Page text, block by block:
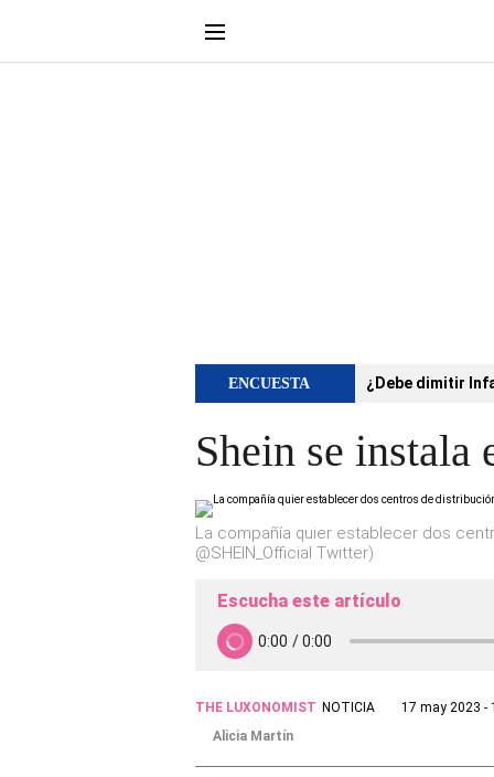
ENCUESTA ¿Debe dimitir
Shein se instala
La compañía quier establecer dos
@SHEIN_Official Twitter)
Escucha este artículo
THE LUXONOMIST NOTICIA
17 may 2023 -
Alicia Martín